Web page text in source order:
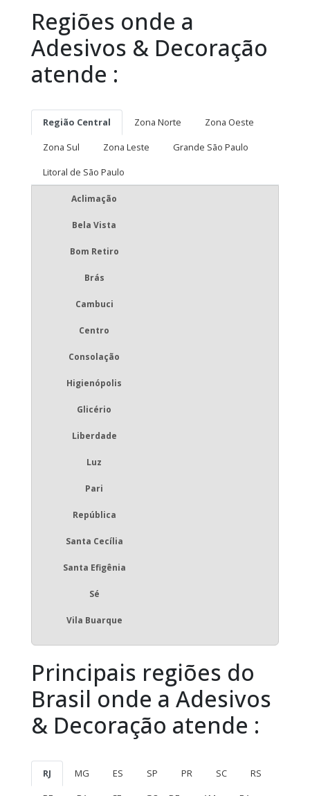
Regiões onde a
Adesivos & Decoração
atende :
Região Central Zona Norte
Zona Oeste
Zona Sul
Zona Leste
Grande São Paulo
Litoral de São Paulo
Aclimação
Bela Vista
Bom Retiro
Brás
Cambuci
Centro
Consolação
Higienópolis
Glicério
Liberdade
Luz
Pari
República
Santa Cecília
Santa Efigênia
Sé
Vila Buarque
Principais regiões do
Brasil onde a Adesivos
& Decoração atende :
RJ MG ES SP PR SC
RS